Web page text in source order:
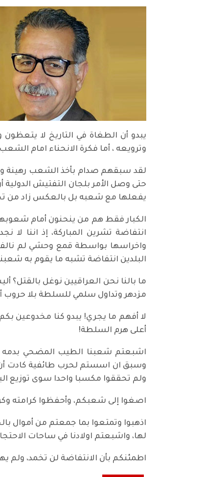
يبدو أن الطغاة في التاريخ لا
وترويعه ، أما فكرة الانحناء امام
لقد سبقهم صدام بأخذ الشعب رهينة
حتى وصل الأمر بلجان التفتيش
يفعلها مع شعبه بل بالعكس زاد من
الكبار فقط هم من ينحنون أمام
انتفاضة تشرين المباركة، إذ اننا
واخراسها بواسطة قمع وحشي لم نالفه
البلدين انتفاضة تشبه ما يقوم به
ما بالنا نحن العراقيين نوغل
مزدهر وتداول سلمي للسلطة بلا حروب
لا أفهم ما يجري! يبدو كنا مخدوعين بكم
أعلى هرم السلطة!
اشبعتم شعبنا الطيب المضحي بدمه
وسبق ان اسستم لحرب طائفية كادت أن
ولم تحققوا مكسبا واحدا سوى توزيع
اصغوا إلى شعبكم، وأحفظوا كرامته
اذهبوا وتمتعوا بما جمعتم من أموال
لها، واشبعتم اولادنا في ساحات
اطمئنكم بأن الانتفاضة لن تخمد، ولم